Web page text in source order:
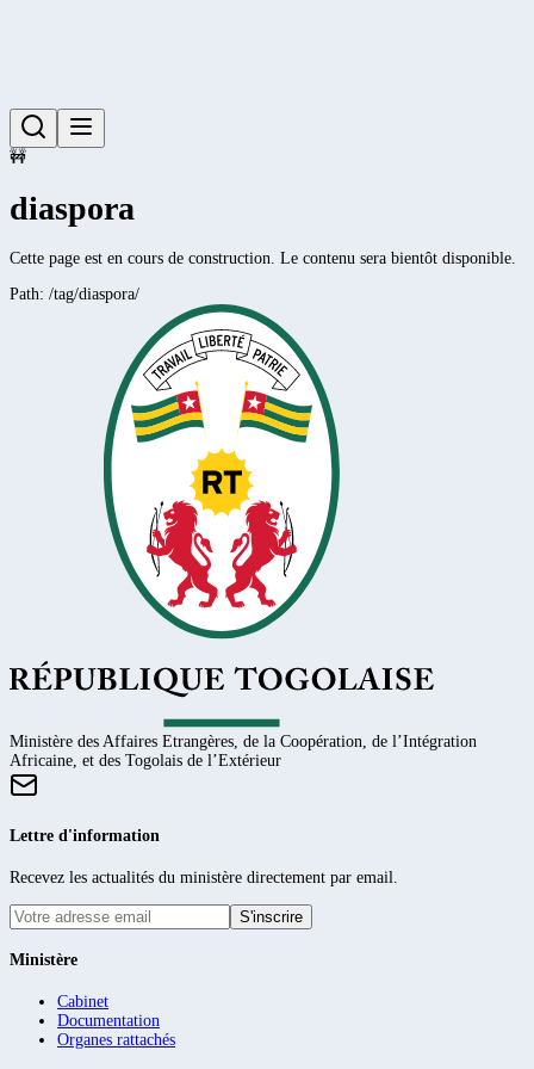
🚧
diaspora
Cette page est en cours de construction. Le contenu sera bientôt disponible.
Path: /tag/diaspora/
Ministère des Affaires Etrangères, de la Coopération, de l’Intégration
Africaine, et des Togolais de l’Extérieur
Lettre d'information
Recevez les actualités du ministère directement par email.
S'inscrire
Ministère
Cabinet
Documentation
Organes rattachés